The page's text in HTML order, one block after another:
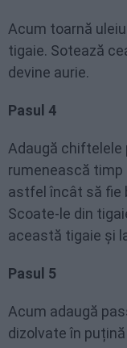
Acum toarnă
tigaie. Sotează
devine aurie.
Pasul 4
Adaugă chiftelele
rumenească timp
astfel încât să fie
Scoate-le din
această tigaie și
Pasul 5
Acum adaugă
dizolvate în